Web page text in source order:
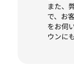
また、
で、お
をお伺
ウンに